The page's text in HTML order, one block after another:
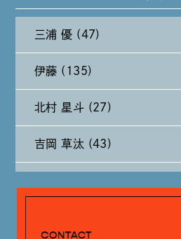
2024年9月 (11)
2024年8月 (11)
2024年7月 (11)
2024年6月 (12)
三浦 優 (47)
伊藤 (135)
北村 星斗 (27)
吉岡 草汰 (43)